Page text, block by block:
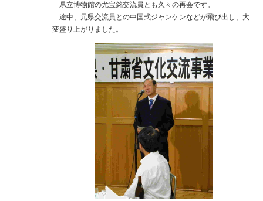
県立博物館の尤宝銘交流員とも久々の再会です。
途中、元県交流員との中国式ジャンケンなどが飛び出し、大
変盛り上がりました。